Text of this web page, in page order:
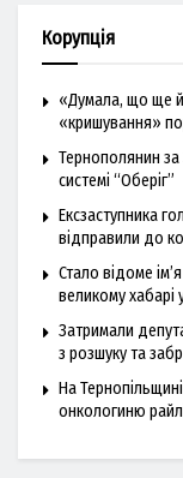
Корупція
«Думала, що ще й
«кришування»
Тернополянин за
системі “Оберіг”
Ексзаступника
відправили до
Стало відоме
великому хабарі
Затримали
з розшуку та
На
онкологиню